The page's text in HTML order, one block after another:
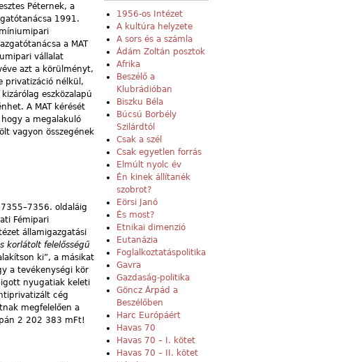
Péternek, a
1991.
a MAT
vállalat
azt a körülményt,
privatizáció nélkül,
eszközalapú
A MAT kérését
a megalakuló
vagyon összegének
oldaláig
Fémipari
államigazgatási
korlátolt felelősségű
ki”, a másikat
a tevékenységi kör
nyugatiak keleti
cég
megfelelően a
2 202 383 mFt!
1956-os Intézet
A kultúra helyzete
A sors és a számla
Ádám Zoltán posztok
Afrika
Beszélő a
Klubrádióban
Biszku Béla
Búcsú Borbély
Szilárdtól
Csak a szél
Csak egyetlen forrás
Elmúlt nyolc év
Én kinek állítanék
szobrot?
Eörsi Janó
És most?
Etnikai dimenzió
Eutanázia
Foglalkoztatáspolitika
Gavra
Gazdaság-politika
Göncz Árpád a
Beszélőben
Harc Európáért
Havas 70
Havas 70 – I. kötet
Havas 70 – II. kötet